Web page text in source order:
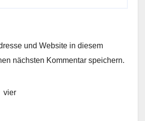
und Website in diesem
nächsten Kommentar speichern.
vier